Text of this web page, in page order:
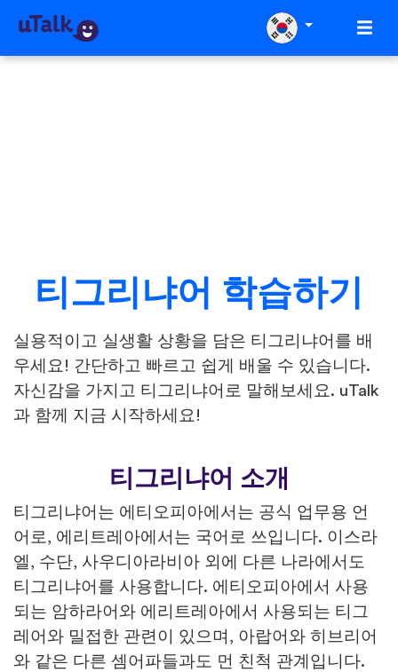
티그리냐어 학습하기
실용적이고 실생활 상황을 담은 티그리냐어를 배
우세요! 간단하고 빠르고 쉽게 배울 수 있습니다.
자신감을 가지고 티그리냐어로 말해보세요. uTalk
과 함께 지금 시작하세요!
티그리냐어 소개
티그리냐어는 에티오피아에서는 공식 업무용 언
어로, 에리트레아에서는 국어로 쓰입니다. 이스라
엘, 수단, 사우디아라비아 외에 다른 나라에서도
티그리냐어를 사용합니다. 에티오피아에서 사용
되는 암하라어와 에리트레아에서 사용되는 티그
레어와 밀접한 관련이 있으며, 아랍어와 히브리어
와 같은 다른 셈어파들과도 먼 친척 관계입니다.